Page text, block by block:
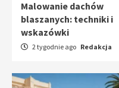
Malowanie dachów
blaszanych: techniki i
wskazówki
2 tygodnie ago Redakcja